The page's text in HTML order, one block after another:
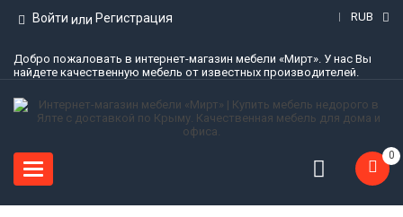
Войти или Регистрация RUB
Добро пожаловать в интернет-магазин мебели «Мирт». У нас Вы
найдете качественную мебель от известных производителей.
Toggle
navigation
0